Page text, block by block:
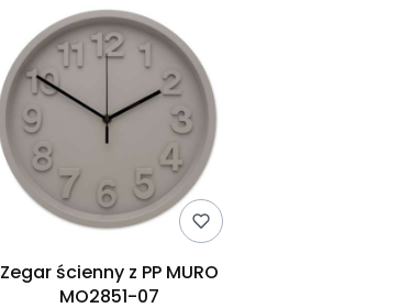
Zegar ścienny z PP MURO
MO2851-07